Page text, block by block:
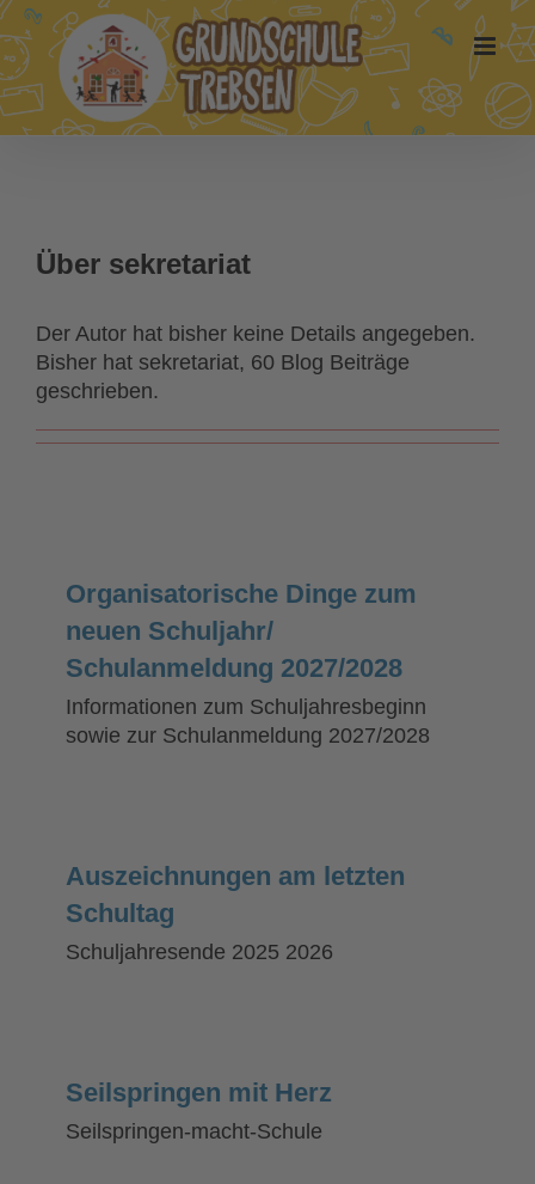
Zum
Inhalt
springen
Über sekretariat
Der Autor hat bisher keine Details angegeben.
Bisher hat sekretariat, 60 Blog Beiträge
geschrieben.
Organisatorische Dinge zum
neuen Schuljahr/
Schulanmeldung 2027/2028
Informationen zum Schuljahresbeginn
sowie zur Schulanmeldung 2027/2028
Auszeichnungen am letzten
Schultag
Schuljahresende 2025 2026
Seilspringen mit Herz
Seilspringen-macht-Schule